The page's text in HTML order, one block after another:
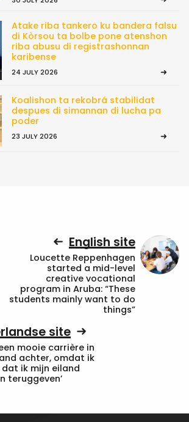
Atake riba tankero ku bandera falsu
di Kòrsou ta bolbe pone atenshon
riba abusu di registrashonnan
karibense
24 JULY 2026
Koalishon ta rekobrá stabilidat
despues di simannan di lucha pa
poder
23 JULY 2026
English site
Loucette Reppenhagen
started a mid-level
creative vocational
program in Aruba: “These
students mainly want to do
things”
site
mooie carrière in
achter, omdat ik
ik mijn eiland
teruggeven’